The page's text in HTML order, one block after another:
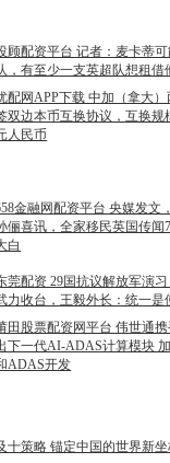
顾配资平台 记者：麦卡蒂
，有至少一支英超队想租借
配网APP下载 中加（拿大
双边本币互换协议，互换规
人民币
金融网配资平台 央媒发文
俪喜讯，全家移民英国传闻
白
莞配资 29国抗议解放军演
力收台，王毅外长：统一是
田股票配资网平台 伟世通
下一代AI-ADAS计算模块
ADAS开发
十策略 锚定中国的世界新